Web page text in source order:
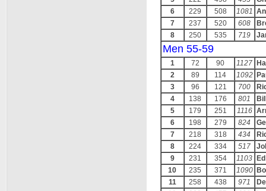
6
229 508 1081
7
237 520 608
8
250 535 719
Men 55-59
1 72 90 1127
2
89 114 1092
3
96 121 700
4
138 176 801
5
179 251 1116
6
198 279 824
7
218 318 434
8
224 334 517
9
231 354 1103
10
235 371 1090
11
258 438 971